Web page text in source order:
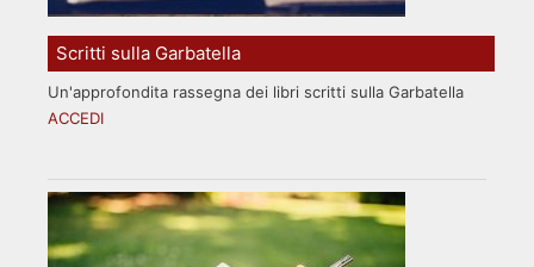
Scritti sulla Garbatella
Un'approfondita rassegna dei libri scritti sulla Garbatella
ACCEDI